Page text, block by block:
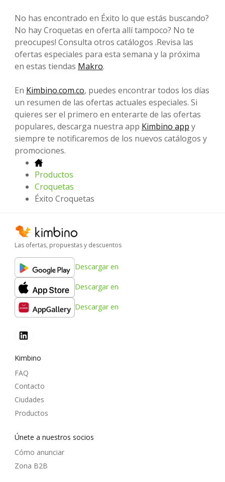
No has encontrado en Éxito lo que estás buscando?
No hay Croquetas en oferta allí tampoco? No te
preocupes! Consulta otros catálogos .Revisa las
ofertas especiales para esta semana y la próxima
en estas tiendas Makro.
En Kimbino.com.co, puedes encontrar todos los días
un resumen de las ofertas actuales especiales. Si
quieres ser el primero en enterarte de las ofertas
populares, descarga nuestra app Kimbino app y
siempre te notificaremos de los nuevos catálogos y
promociones.
Productos
Croquetas
Éxito Croquetas
Las ofertas, propuestas y descuentos
Descargar en
Descargar en
Descargar en
Kimbino
FAQ
Contacto
Ciudades
Productos
Únete a nuestros socios
Cómo anunciar
Zona B2B